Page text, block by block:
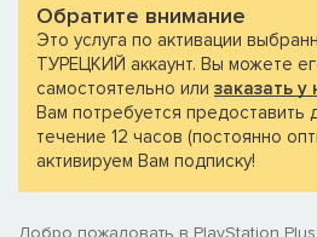
Обратите внимание
Это услуга по активации
ТУРЕЦКИЙ аккаунт. Вы можете
самостоятельно или заказать у
Вам потребуется предоставить
течение 12 часов (постоянно
активируем Вам подписку!
Добро пожаловать в PlayStation